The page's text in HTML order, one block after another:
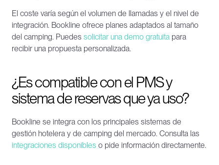
El coste varía según el volumen de llamadas y el nivel de
integración. Bookline ofrece planes adaptados al tamaño
del camping. Puedes solicitar una demo gratuita para
recibir una propuesta personalizada.
¿Es compatible con el PMS y
sistema de reservas que ya uso?
Bookline se integra con los principales sistemas de
integraciones disponibles o pide información directamente.